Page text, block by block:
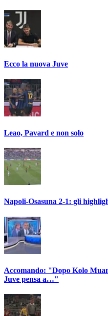
Ecco la nuova Juve
Leao, Pavard e non solo
Napoli-Osasuna 2-1: gli
Accomando: "Dopo Kolo
Juve pensa a…"